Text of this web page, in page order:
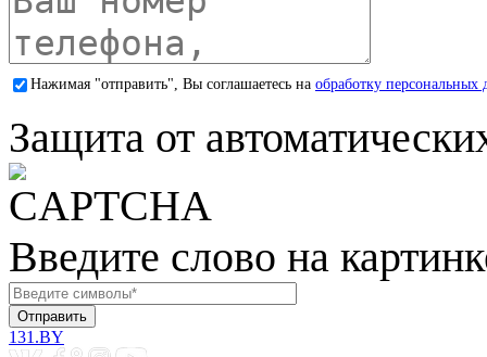
Нажимая "отправить", Вы соглашаетесь на обработку персональных
Защита от
Введите слово на
131.BY